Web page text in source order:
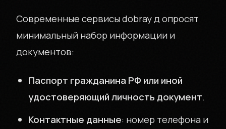
Современные сервисы dobray д опросят
минимальный набор информации и
документов:
Паспорт гражданина РФ или иной
удостоверяющий личность документ.
Контактные данные: номер телефона и